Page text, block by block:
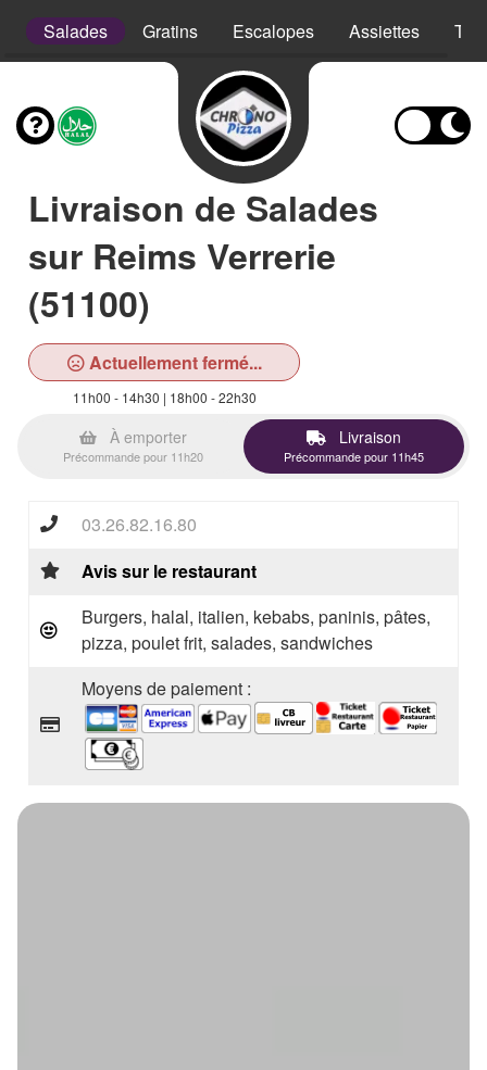
Salades Gratins Escalopes Assiettes Tex
Livraison de Salades
sur Reims Verrerie
(51100)
Actuellement fermé...
11h00 - 14h30 | 18h00 - 22h30
À emporter
Précommande pour 11h20
Livraison
Précommande pour 11h45
03.26.82.16.80
Avis sur le restaurant
Burgers, halal, italien, kebabs, paninis, pâtes,
pizza, poulet frit, salades, sandwiches
Moyens de paiement :